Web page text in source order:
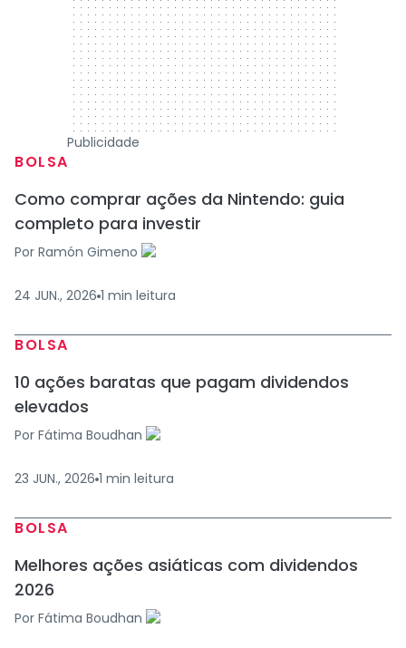
Publicidade
BOLSA
Como comprar ações da Nintendo: guia
completo para investir
Por Ramón Gimeno
24 JUN., 2026 1 min leitura
BOLSA
10 ações baratas que pagam dividendos
elevados
Por Fátima Boudhan
23 JUN., 2026 1 min leitura
BOLSA
Melhores ações asiáticas com dividendos
2026
Por Fátima Boudhan